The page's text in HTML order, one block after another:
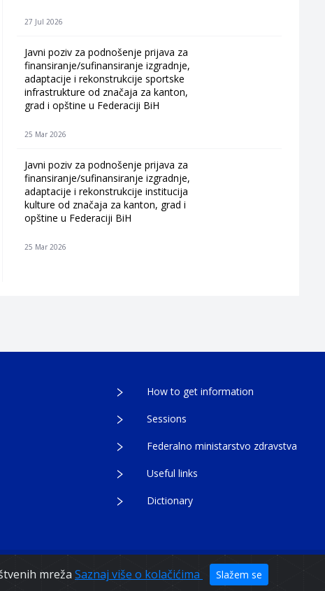
mreža Saznaj više o kolačićima Slažem se
27 Jul 2026
Javni poziv za podnošenje prijava za
finansiranje/sufinansiranje izgradnje,
adaptacije i rekonstrukcije sportske
infrastrukture od značaja za kanton,
grad i opštine u Federaciji BiH
25 Mar 2026
Javni poziv za podnošenje prijava za
finansiranje/sufinansiranje izgradnje,
adaptacije i rekonstrukcije institucija
kulture od značaja za kanton, grad i
opštine u Federaciji BiH
25 Mar 2026
How to get information
Sessions
Federalno ministarstvo zdravstva
Useful links
Dictionary